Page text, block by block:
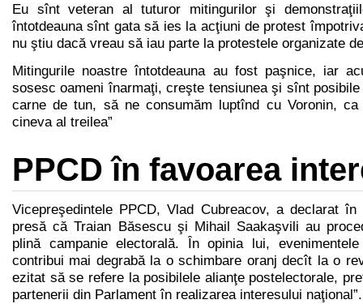
Eu sînt veteran al tuturor mitingurilor şi
întotdeauna sînt gata să ies la acţiuni de protest
nu ştiu dacă vreau să iau parte la protestele organizate
Mitingurile noastre întotdeauna au fost paşnice, iar
sosesc oameni înarmaţi, creşte tensiunea şi sînt
carne de tun, să ne consumăm luptînd cu Voronin,
cineva al treilea”
PPCD în favoarea
Vicepreşedintele PPCD, Vlad Cubreacov, a declarat
presă că Traian Băsescu şi Mihail Saakaşvili au
plină campanie electorală. În opinia lui,
contribui mai degrabă la o schimbare oranj decît la o
ezitat să se refere la posibilele alianţe postelectorale,
partenerii din Parlament în realizarea interesului naţional”.